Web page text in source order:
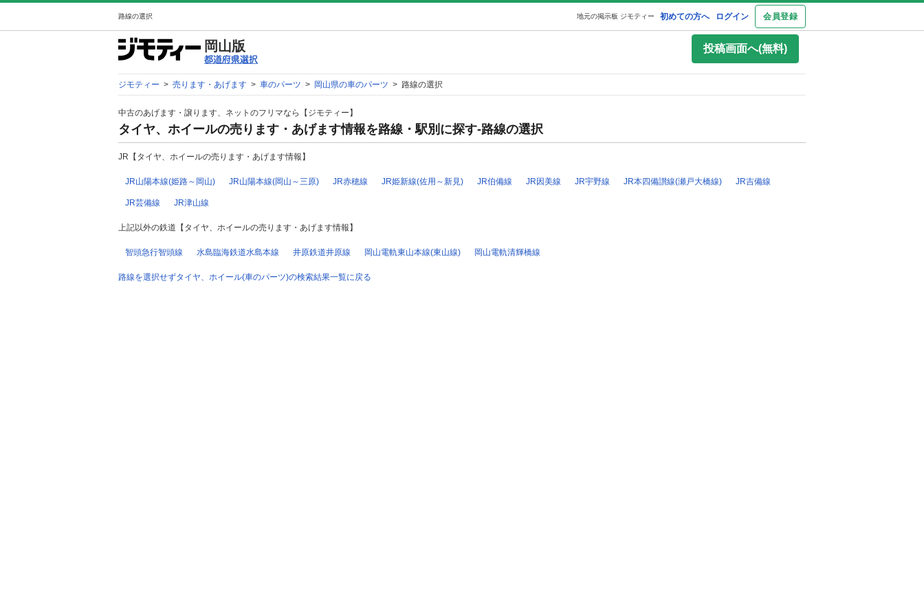
路線の選択 初めての方へ ログイン 会員登録
地元の掲示板 ジモティー
岡山版 投稿画面へ(無料)
ジモティー > 売ります・あげます > 車のパーツ > 岡山県の車のパーツ > 路線の選択
中古のあげます・譲ります、ネットのフリマなら【ジモティー】
タイヤ、ホイールの売ります・あげます情報を路線・駅別に探す-路線の選択
JR【タイヤ、ホイールの売ります・あげます情報】
JR山陽本線(姫路～岡山) JR山陽本線(岡山～三原) JR赤穂線 JR姫新線(佐用～新見) JR伯備線 JR因美線 JR宇野線 JR本四備讃線(瀬戸大橋線) JR吉備線
JR芸備線 JR津山線
上記以外の鉄道【タイヤ、ホイールの売ります・あげます情報】
智頭急行智頭線 水島臨海鉄道水島本線 井原鉄道井原線 岡山電軌東山本線(東山線) 岡山電軌清輝橋線
路線を選択せずタイヤ、ホイール(車のパーツ)の検索結果一覧に戻る